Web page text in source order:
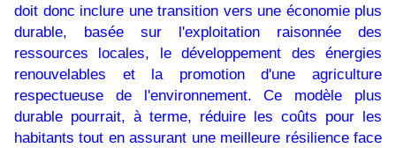
doit donc inclure une transition vers une économie plus
durable, basée sur l'exploitation raisonnée des
ressources locales, le développement des énergies
renouvelables et la promotion d'une agriculture
respectueuse de l'environnement. Ce modèle plus
durable pourrait, à terme, réduire les coûts pour les
habitants tout en assurant une meilleure résilience face